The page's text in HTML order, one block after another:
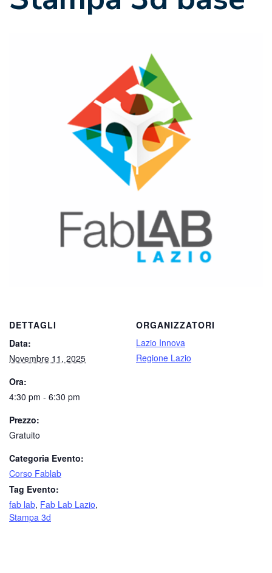
DETTAGLI
Data:
Novembre 11, 2025
Ora:
4:30 pm - 6:30 pm
Prezzo:
Gratuito
Categoria Evento:
Corso Fablab
Tag Evento:
fab lab, Fab Lab Lazio,
Stampa 3d
ORGANIZZATORI
Lazio Innova
Regione Lazio